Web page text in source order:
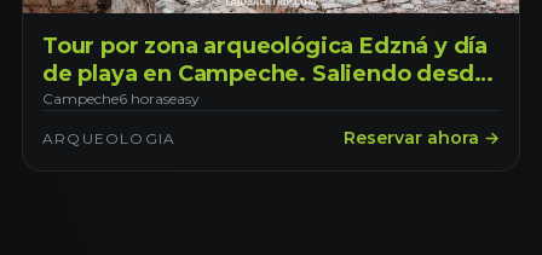
Tour por zona arqueológica Edzná y día
de playa en Campeche. Saliendo desde
Campeche
Campeche6 horaseasy
ARQUEOLOGIA Reservar ahora →